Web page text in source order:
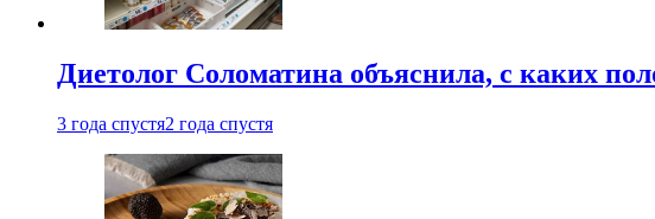
Диетолог Соломатина объяснила, с каких
3 года спустя2 года спустя